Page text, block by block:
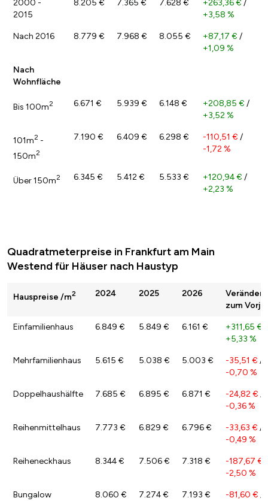
2000 -
2015
8.205 € 7.365 € 7.628 € +263,36 € /
+3,58 %
Nach 2016 8.779 € 7.968 € 8.055 € +87,17 € /
+1,09 %
Nach
Wohnfläche
Bis 100m2 6.671 € 5.939 € 6.148 € +208,85 € /
+3,52 %
101m2 -
150m2
7.190 € 6.409 € 6.298 € -110,51 € /
-1,72 %
Über 150m2 6.345 € 5.412 € 5.533 € +120,94 € /
+2,23 %
Quadratmeterpreise in Frankfurt am Main
Westend für Häuser nach Haustyp
Hauspreise /m2 2024 2025 2026
zum
Einfamilienhaus 6.849 € 5.849 € 6.161 € +311,65 €
+5,33 %
Mehrfamilienhaus 5.615 € 5.038 € 5.003 € -35,51 € /
-0,70 %
Doppelhaushälfte 7.685 € 6.895 € 6.871 € -24,82 € /
-0,36 %
Reihenmittelhaus 7.773 € 6.829 € 6.796 € -33,63 € /
-0,49 %
Reiheneckhaus 8.344 € 7.506 € 7.318 € -187,67 €
-2,50 %
Bungalow 8.060 € 7.274 € 7.193 € -81,60 € /